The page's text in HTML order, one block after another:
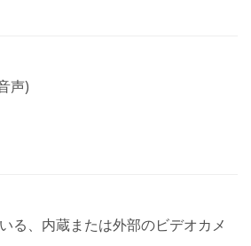
声)
る、内蔵または外部のビデオカメ